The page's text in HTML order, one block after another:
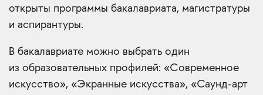
открыты программы бакалавриата, магистратуры
и аспирантуры.
В бакалавриате можно выбрать один
из образовательных профилей: «Современное
искусство», «Экранные искусства», «Саунд-арт